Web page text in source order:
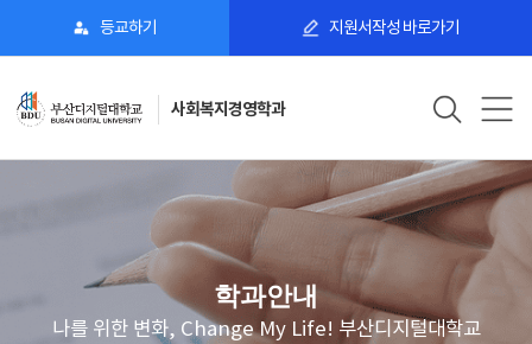
등교하기 지원서작성 바로가기
사회복지경영학과
학과안내
나를 위한 변화, Change My Life! 부산디지털대학교